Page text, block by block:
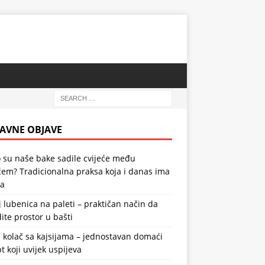
OBJAVE
su naše bake sadile cvijeće među
Tradicionalna praksa koja i danas ima
lubenica na paleti – praktičan način da
prostor u bašti
kolač sa kajsijama – jednostavan domaći
koji uvijek uspijeva